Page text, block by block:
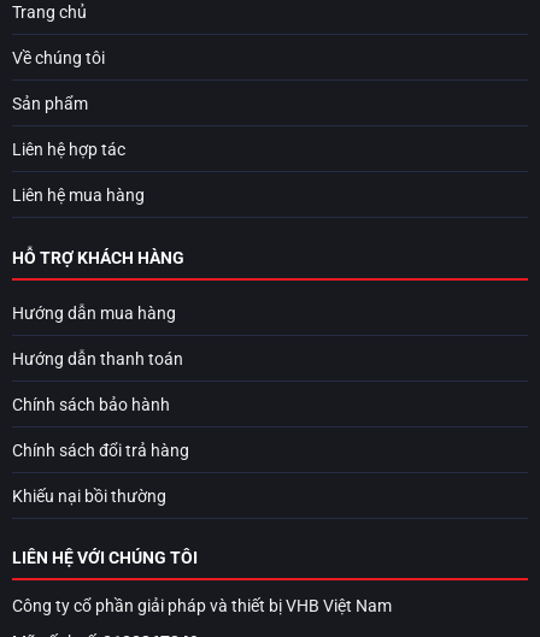
Trang chủ
Về chúng tôi
Sản phẩm
Liên hệ hợp tác
Liên hệ mua hàng
HỖ TRỢ KHÁCH HÀNG
Hướng dẫn mua hàng
Hướng dẫn thanh toán
Chính sách bảo hành
Chính sách đổi trả hàng
Khiếu nại bồi thường
LIÊN HỆ VỚI CHÚNG TÔI
Công ty cổ phần giải pháp và thiết bị VHB Việt Nam